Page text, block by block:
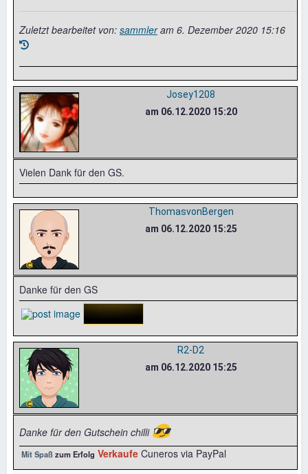
Zuletzt bearbeitet von: sammleram 6. Dezember 2020 15:16
Josey1208
am 06.12.2020 15:20
Vielen Dank für den GS.
ThomasvonBergen
am 06.12.2020 15:25
Danke für den GS
R2-D2
am 06.12.2020 15:25
Danke für den Gutschein chilli 😎
Mit Spaßzum Erfolg Verkaufe Cuneros via PayPal